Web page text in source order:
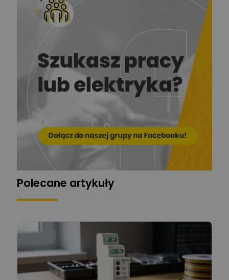
Krzysztof
Zadaj pytanie
EL-ROJ
Ekspert
Automatyk/Elektryk/Mana
ger
Zadaj pytanie
Ekspert Zadaj pytanie
Zadaj pytanie
Łukasz Barton
Ekspert Elektryk
Polecane artykuły